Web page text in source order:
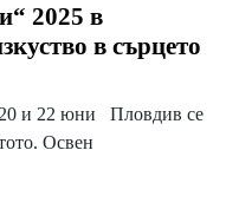
2025 в
в сърцето
20 и 22 юни Пловдив се
Освен